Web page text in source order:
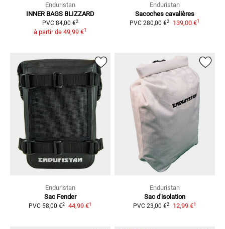
Enduristan
INNER BAGS BLIZZARD
PVC 84,00 €2
à partir de 49,99 €1
Enduristan
Sacoches cavalières
PVC 280,00 €2 139,00 €1
Enduristan
Sac Fender
PVC 58,00 €2 44,99 €1
Enduristan
Sac d'isolation
PVC 23,00 €2 12,99 €1